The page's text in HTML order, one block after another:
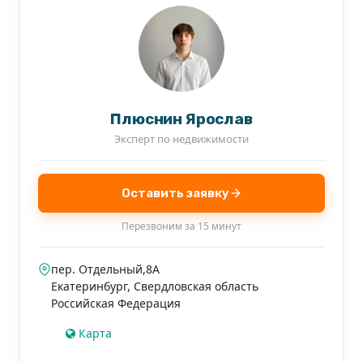
Плюснин Ярослав
Эксперт по недвижимости
Оставить заявку
Перезвоним за 15 минут
пер. Отдельный,8А
Екатеринбург, Свердловская область
Российская Федерация
Карта